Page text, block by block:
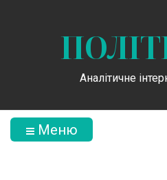
Аналітичне
Меню